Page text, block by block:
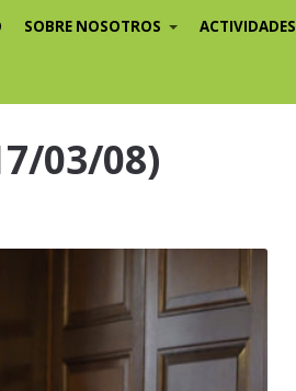
SOBRE NOSOTROS
03/08)